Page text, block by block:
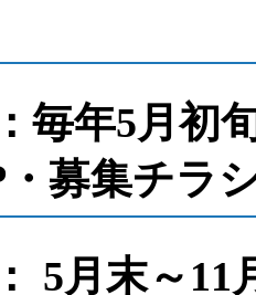
毎年5月初
・募集チラ
5月末～11